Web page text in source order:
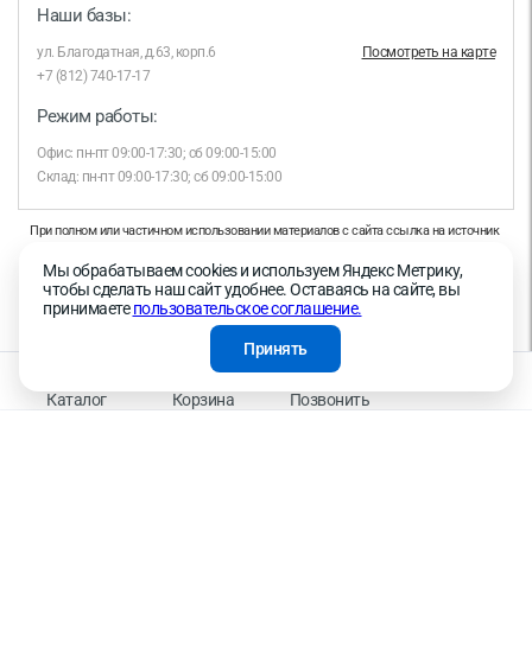
Каталог Корзина Позвонить
Наши базы:
ул. Благодатная, д.63, корп.6
Посмотреть на карте
+7 (812) 740-17-17
Режим работы:
Офис: пн-пт 09:00-17:30; сб 09:00-15:00
Склад: пн-пт 09:00-17:30; сб 09:00-15:00
При полном или частичном использовании материалов с сайта ссылка на источник
Продолжая работу с сайтом, вы даете согласие на использование сайтом cookies и
на обработку персональных данных в целях функционирования сайта, проведения
ретаргетинга, статистических исследований, улучшения сервиса и предоставления
релевантной рекламной информации на основе ваших предпочтений и интересов.
На информационном ресурсе применяются рекомендательные технологии —
Правила применения рекомендательных технологий
Мы обрабатываем cookies и используем Яндекс Метрику,
чтобы сделать наш сайт удобнее. Оставаясь на сайте, вы
принимаетепользовательское соглашение.
Принять